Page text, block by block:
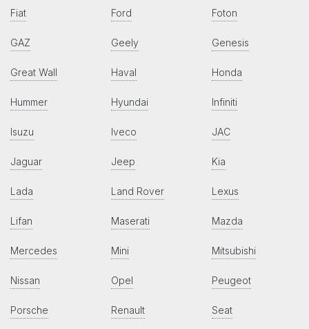
Fiat Ford Foton
GAZ Geely Genesis
Great Wall Haval Honda
Hummer Hyundai Infiniti
Isuzu Iveco JAC
Jaguar Jeep Kia
Lada Land Rover Lexus
Lifan Maserati Mazda
Mercedes Mini Mitsubishi
Nissan Opel Peugeot
Porsche Renault Seat